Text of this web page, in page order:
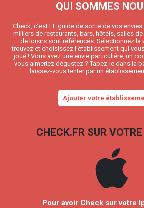
QUI SOMMES
Check, c’est LE guide de sortie de vos
milliers de restaurants, bars, hôtels, salles
de loisirs sont référencés. Sélectionnez la
trouvez et choisissez l’établissement qui
joué ! Vous avez une envie particulière, un
vous aimeriez dégustez ? Tapez-le dans la
laissez-vous tenter par un
Ajouter votre
CHECK.FR SUR
Pour avoir Check sur votre